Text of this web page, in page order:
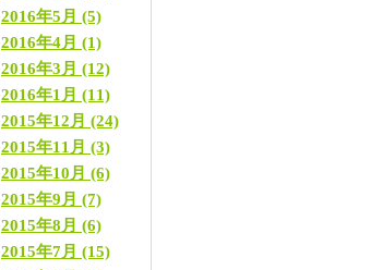
2016年5月 (5)
2016年4月 (1)
2016年3月 (12)
2016年1月 (11)
2015年12月 (24)
2015年11月 (3)
2015年10月 (6)
2015年9月 (7)
2015年8月 (6)
2015年7月 (15)